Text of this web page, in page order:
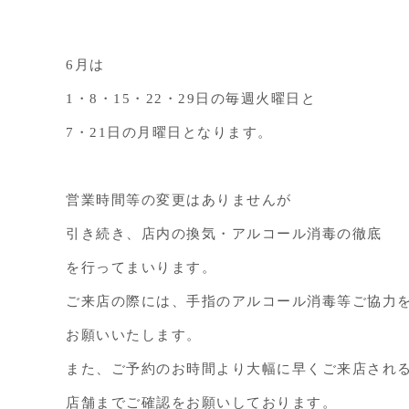
6月は
1・8・15・22・29日の毎週火曜日と
7・21日の月曜日となります。
営業時間等の変更はありませんが
引き続き、店内の換気・アルコール消毒の徹底
を行ってまいります。
ご来店の際には、手指のアルコール消毒等ご協力を
お願いいたします。
また、ご予約のお時間より大幅に早くご来店され
店舗までご確認をお願いしております。